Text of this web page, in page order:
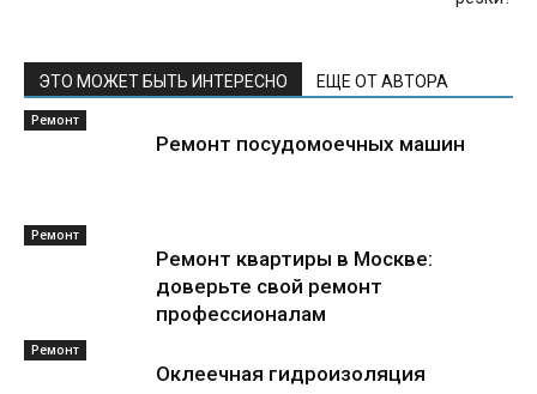
ЭТО МОЖЕТ БЫТЬ ИНТЕРЕСНО ЕЩЕ ОТ АВТОРА
Ремонт
Ремонт посудомоечных машин
Ремонт
Ремонт квартиры в Москве:
доверьте свой ремонт
профессионалам
Ремонт
Оклеечная гидроизоляция